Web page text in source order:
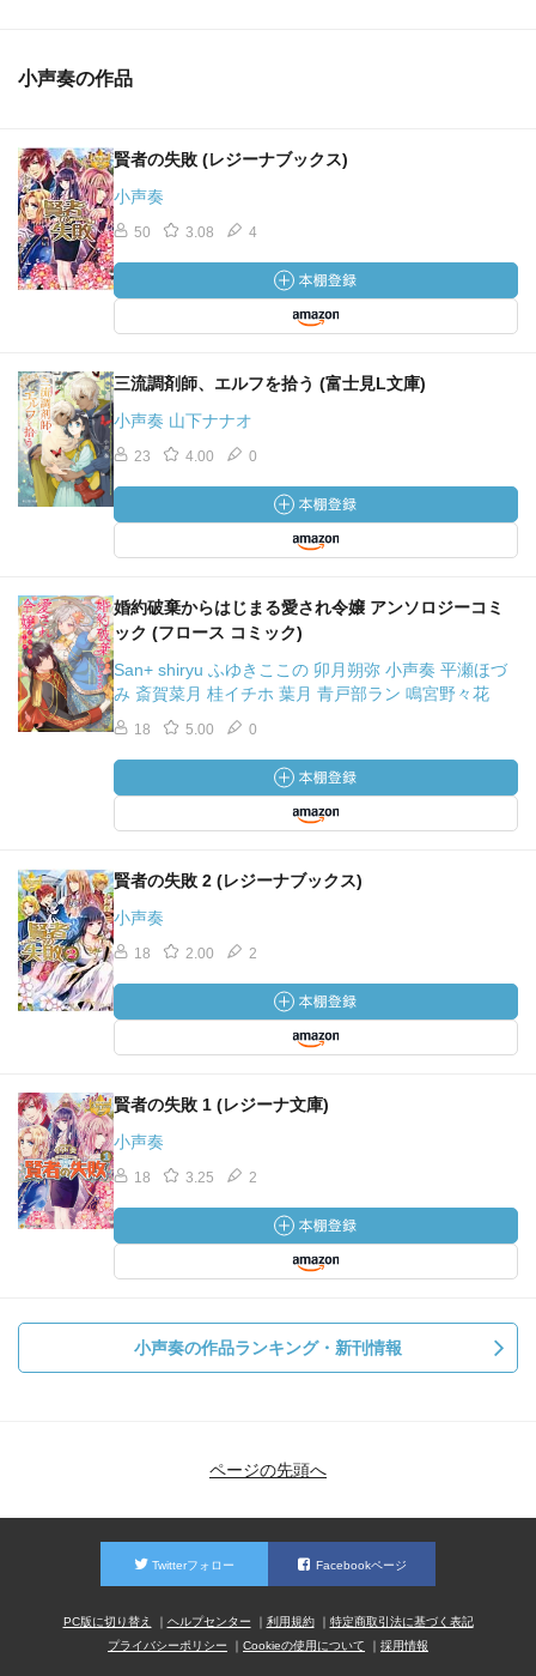
小声奏の作品
賢者の失敗 (レジーナブックス)
小声奏
50 3.08 4
三流調剤師、エルフを拾う (富士見L文庫)
小声奏 山下ナナオ
23 4.00 0
婚約破棄からはじまる愛され令嬢 アンソロジーコミ
ック (フロース コミック)
San+ shiryu ふゆきここの 卯月朔弥 小声奏 平瀬ほづ
み 斎賀菜月 桂イチホ 葉月 青戸部ラン 鳴宮野々花
18 5.00 0
賢者の失敗 2 (レジーナブックス)
小声奏
18 2.00 2
賢者の失敗 1 (レジーナ文庫)
小声奏
18 3.25 2
小声奏の作品ランキング・新刊情報
ページの先頭へ
Twitterフォロー Facebookページ
PC版に切り替え ヘルプセンター 利用規約
特定商取引法に基づく表記
プライバシーポリシー
Cookieの使用について 採用情報